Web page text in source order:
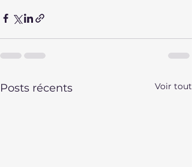
Posts récents Voir tout